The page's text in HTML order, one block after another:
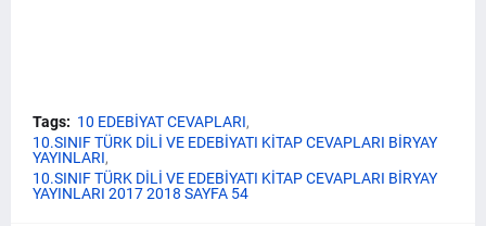
Tags: 10 EDEBİYAT CEVAPLARI
10.SINIF TÜRK DİLİ VE EDEBİYATI KİTAP CEVAPLARI BİRYAY
YAYINLARI
10.SINIF TÜRK DİLİ VE EDEBİYATI KİTAP CEVAPLARI BİRYAY
YAYINLARI 2017 2018 SAYFA 54